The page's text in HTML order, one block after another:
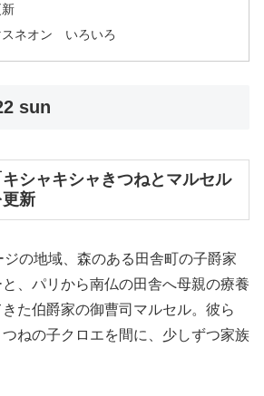
スネオン いろいろ
sun
シャキシャきつねとマルセル
新
の地域、森のある田舎町の子爵家
、パリから南仏の田舎へ母親の療養
た伯爵家の御曹司マルセル。彼ら
ねの子クロエを間に、少しずつ家族